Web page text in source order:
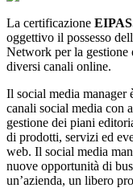
La certificazione
oggettivo il possesso
Network per la gestione
diversi canali online.
Il social media manager
canali social media con
gestione dei piani
di prodotti, servizi ed
web. Il social media
nuove opportunità di
un’azienda, un libero